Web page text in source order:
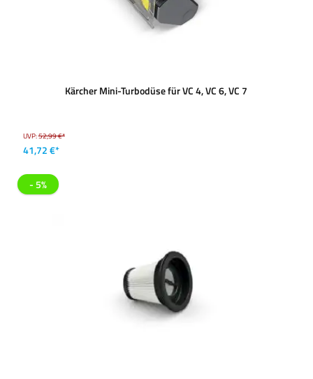
Kärcher Mini-Turbodüse für VC 4, VC 6, VC 7
UVP:52,99 €*
41,72 €*
- 5%